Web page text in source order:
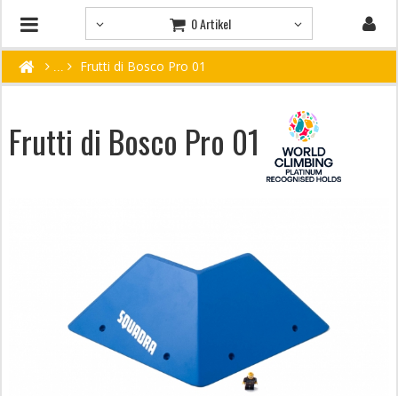
0 Artikel
Frutti di Bosco Pro 01
Frutti di Bosco Pro 01